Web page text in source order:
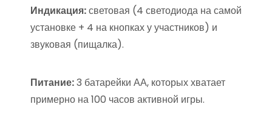
Индикация:световая (4 светодиода на самой
установке + 4 на кнопках у участников) и
звуковая (пищалка).
Питание:3 батарейки АА, которых хватает
примерно на 100 часов активной игры.